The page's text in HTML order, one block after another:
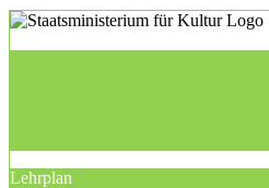
Lehrplan